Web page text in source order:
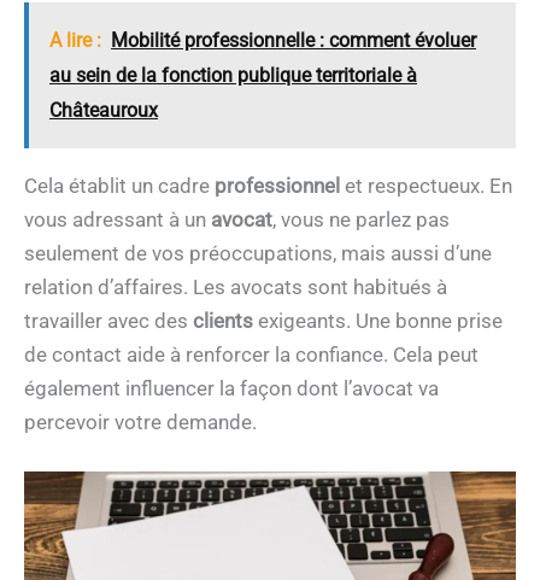
A lire : Mobilité professionnelle : comment évoluer
au sein de la fonction publique territoriale à
Châteauroux
Cela établit un cadre professionnel et respectueux. En
vous adressant à un avocat, vous ne parlez pas
seulement de vos préoccupations, mais aussi d’une
relation d’affaires. Les avocats sont habitués à
travailler avec des clients exigeants. Une bonne prise
de contact aide à renforcer la confiance. Cela peut
également influencer la façon dont l’avocat va
percevoir votre demande.